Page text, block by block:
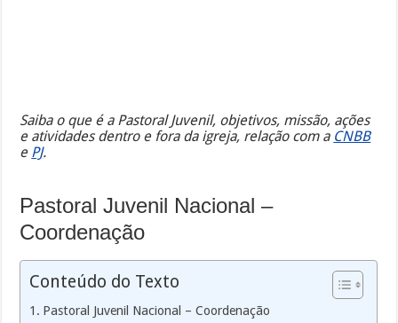
Saiba o que é a Pastoral Juvenil, objetivos, missão, ações
e atividades dentro e fora da igreja, relação com a CNBB
e PJ.
Pastoral Juvenil Nacional –
Coordenação
Conteúdo do Texto
Pastoral Juvenil Nacional – Coordenação